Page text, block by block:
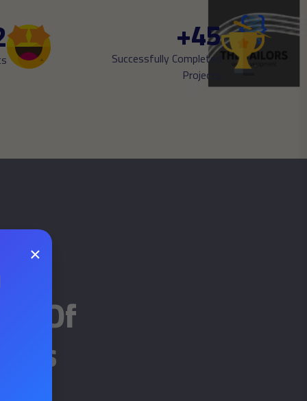
×
45
+
Successfully Completed
Projects
Of